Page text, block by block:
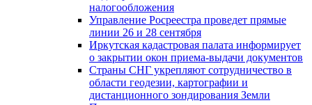
налогообложения
Управление Росреестра проведет прямые
линии 26 и 28 сентября
Иркутская кадастровая палата информирует
о закрытии окон приема-выдачи документов
Страны СНГ укрепляют сотрудничество в
области геодезии, картографии и
дистанционного зондирования Земли